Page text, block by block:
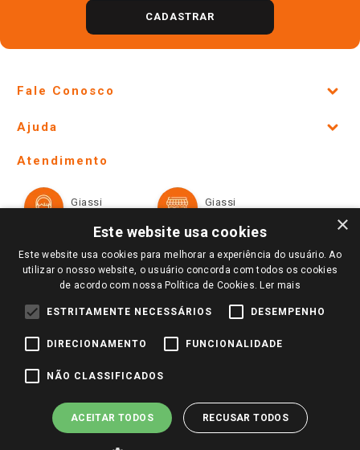
CADASTRAR
Fale Conosco
Lojas Físicas e Horários
Ofertas
Televendas
Notícias
Perguntas frequentes
Identidade Visual
Ajuda
Formas de Pagamento
Trocas e Devoluções
Atendimento
Giassi
Giassi
Redes Sociais
Pagamento e Segurança
×
Este website usa cookies
Este website usa cookies para melhorar a experiência do usuário. Ao
utilizar o nosso website, o usuário concorda com todos os cookies
de acordo com nossa Política de Cookies. Ler mais
ESTRITAMENTE NECESSÁRIOS DESEMPENHO
DIRECIONAMENTO FUNCIONALIDADE
NÃO CLASSIFICADOS
ACEITAR TODOS RECUSAR TODOS